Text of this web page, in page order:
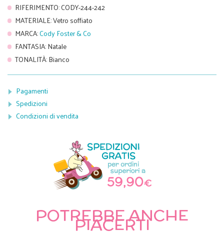
RIFERIMENTO:CODY-244-242
MATERIALE:Vetro soffiato
MARCA:Cody Foster & Co
FANTASIA:Natale
TONALITÀ:Bianco
Pagamenti
Spedizioni
Condizioni di vendita
POTREBBE ANCHE
PIACERTI